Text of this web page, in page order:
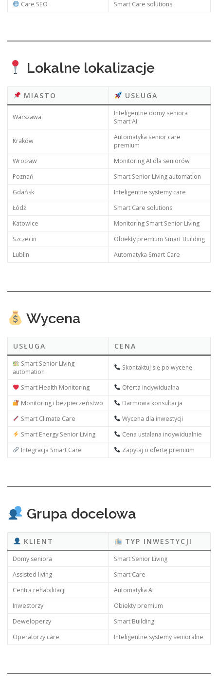
Care SEO Smart Care solutions
Lokalne lokalizacje
MIASTO USŁUGA
Warszawa
Inteligentne domy seniora
Smart AI
Kraków
Automatyka senior care
premium
Wrocław
Monitoring AI dla seniorów
Poznań
Smart Senior Living automation
Gdańsk
Inteligentne systemy care
Łódź
Smart Care solutions
Katowice
Monitoring Smart Senior Living
Szczecin
Obiekty premium Smart Building
Lublin
Automatyka Smart Care
Wycena
USŁUGA CENA
Smart Senior Living
automation
Skontaktuj się po wycenę
Smart Health Monitoring
Oferta indywidualna
Monitoring i bezpieczeństwo
Darmowa konsultacja
Smart Climate Care
Wycena dla inwestycji
Smart Energy Senior Living
Cena ustalana indywidualnie
Integracja Smart Care
Zapytaj o ofertę premium
Grupa docelowa
KLIENT TYP INWESTYCJI
Domy seniora
Smart Senior Living
Assisted living
Smart Care
Centra rehabilitacji
Automatyka AI
Inwestorzy
Obiekty premium
Deweloperzy
Smart Building
Operatorzy care
Inteligentne systemy senioralne